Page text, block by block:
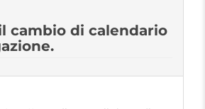
cambio di calendario